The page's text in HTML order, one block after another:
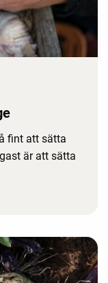
fint att sätta
är att sätta